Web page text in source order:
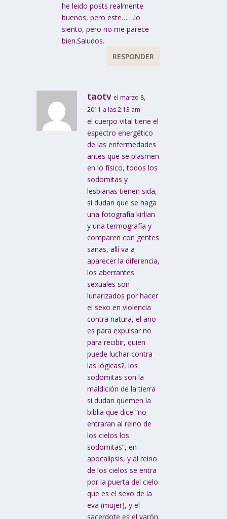
he leido posts realmente
buenos, pero este…….lo
siento, pero no me parece
bien.Saludos.
RESPONDER
taotv el marzo 8,
2011 a las 2:13 am
el cuerpo vital tiene el
espectro energético
de las enfermedades
antes que se plasmen
en lo físico, todos los
sodomitas y
lesbianas tienen sida,
si dudan que se haga
una fotografía kirlian
y una termografía y
comparen con gentes
sanas, allí va a
aparecer la diferencia,
los aberrantes
sexuales son
lunarizados por hacer
el sexo en violencia
contra natura, el ano
es para expulsar no
para recibir, quien
puede luchar contra
las lógicas?, los
sodomitas son la
maldición de la tierra
si dudan quemen la
biblia que dice “no
entraran al reino de
los cielos los
sodomitas”, en
apocalipsis, y al reino
de los cielos se entra
por la puerta del cielo
que es el sexo de la
eva (mujer), y el
sacerdote es el varón